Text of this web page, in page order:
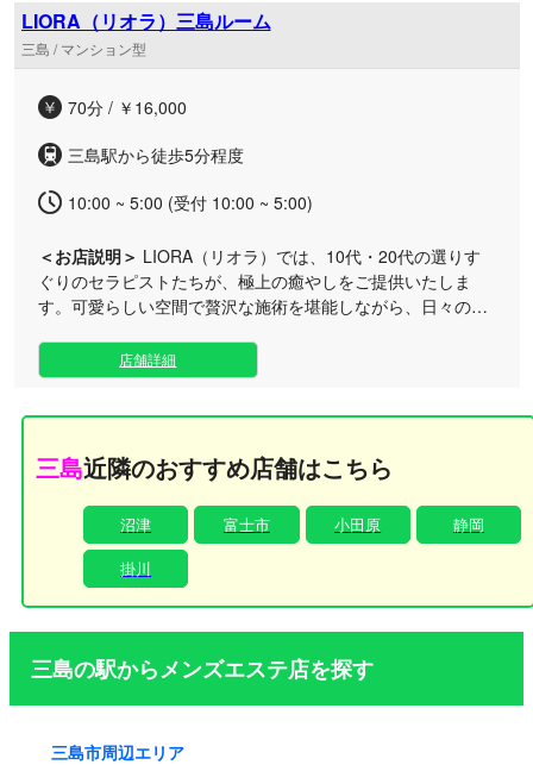
からくつろげるプライベートな空間をご用意し、日々の疲れ
を忘れてリフレッシュしたい男性のお客さまをお迎えいたし
ます。 セラピストが心を込めてお届けする丁寧な施術と、贅
クレジットカード決済にも対応しており、お仕事帰りや空い
ッフ一同、皆さまのご来店を心よりお待ちしております。
LIORA（リオラ）三島ルーム
三島 / マンション型
70分 / ￥16,000
三島駅から徒歩5分程度
10:00 ~ 5:00 (受付 10:00 ~ 5:00)
＜お店説明＞ LIORA（リオラ）では、10代・20代の選りす
ぐりのセラピストたちが、極上の癒やしをご提供いたしま
す。可愛らしい空間で贅沢な施術を堪能しながら、日々の忙
位置する当ルームは、内装にもこだわった可愛らしくて清潔
感のあるプライベート空間です。日々の疲れを忘れてリフレ
けいたします。 お出かけの合間やお仕事帰りのひとときに、
心から癒やされる至福のケアをご堪能ください。各種クレジ
ットカードやPayPayでのスマートな決済にも対応しており、
安心してご利用いただけます。皆様のご来店を心よりお待ち
しております。
店舗詳細
三島近隣のおすすめ店舗はこちら
沼津 富士市 小田原
静岡
掛川
三島の駅からメンズエステ店を探す
三島市周辺エリア